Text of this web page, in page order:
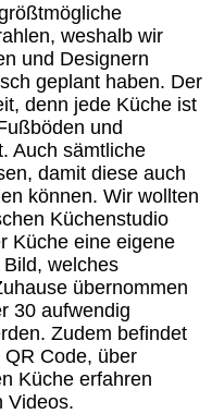
weshalb wir
und Designern
geplant haben. Der
denn jede Küche ist
und
Auch sämtliche
damit diese auch
können. Wir wollten
Küchenstudio
Küche eine eigene
welches
übernommen
30 aufwendig
Zudem befindet
Code, über
Küche erfahren
Videos.